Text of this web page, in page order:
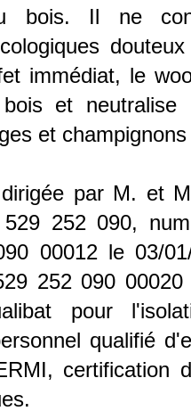
bois. Il ne
immédiat, le
et neutralise
et
par M. et
252 090,
00012 le 03/
252 090
pour
qualifié
certification